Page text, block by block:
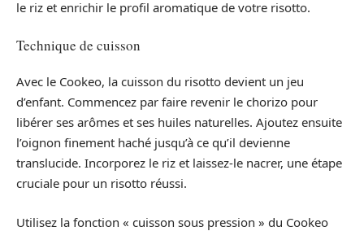
le riz et enrichir le profil aromatique de votre risotto.
Technique de cuisson
Avec le Cookeo, la cuisson du risotto devient un jeu
d’enfant. Commencez par faire revenir le chorizo pour
libérer ses arômes et ses huiles naturelles. Ajoutez ensuite
l’oignon finement haché jusqu’à ce qu’il devienne
translucide. Incorporez le riz et laissez-le nacrer, une étape
cruciale pour un risotto réussi.
Utilisez la fonction « cuisson sous pression » du Cookeo